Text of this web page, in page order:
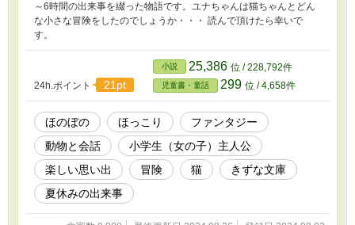
～6時間の出来事を綴った物語です。ユナちゃんは猫ちゃんとどん
な小さな冒険をしたのでしょうか・・・ 読んで頂けたら幸いで
す。
24h.ポイント 21pt
小説 25,386 位 / 228,792件
児童書・童話 299 位 / 4,658件
ほのぼの ほっこり
ファンタジー
動物と会話
小学生（女の子）主人公
楽しい思い出
冒険 猫
きずな文庫
夏休みの出来事